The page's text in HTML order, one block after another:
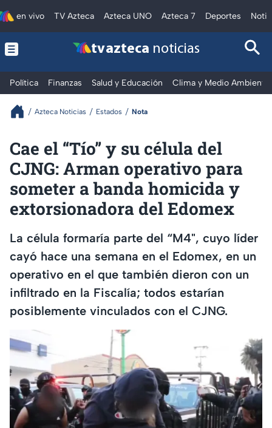
en vivo TV Azteca Azteca UNO Azteca 7 Deportes
tv azteca noticias
Política Finanzas Salud y Educación Clima y Medio Ambiente
Azteca Noticias Estados Nota
Cae el “Tío” y su célula del
CJNG: Arman operativo para
someter a banda homicida y
extorsionadora del Edomex
La célula formaría parte del “M4", cuyo líder
cayó hace una semana en el Edomex, en un
operativo en el que también dieron con un
infiltrado en la Fiscalía; todos estarían
posiblemente vinculados con el CJNG.